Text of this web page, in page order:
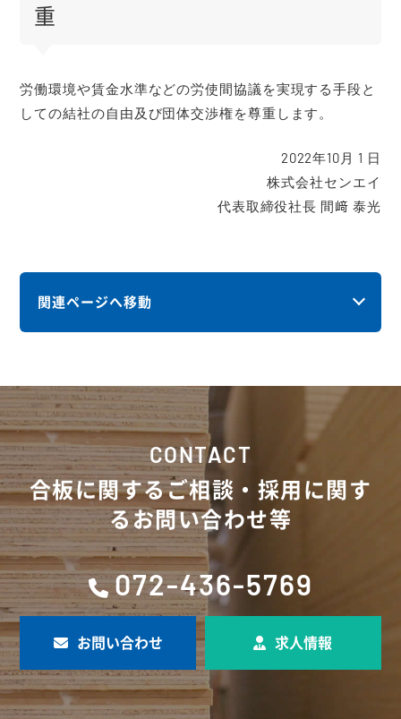
重
労働環境や賃金水準などの労使間協議を実現する手段と
しての結社の自由及び団体交渉権を尊重します。
2022年10月 1 日
株式会社センエイ
代表取締役社長 間﨑 泰光
CONTACT
合板に関するご相談・採用に関す
るお問い合わせ等
072-436-5769
お問い合わせ 求人情報